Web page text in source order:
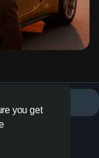
you get